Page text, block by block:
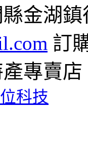
金湖
訂
專賣店
科技